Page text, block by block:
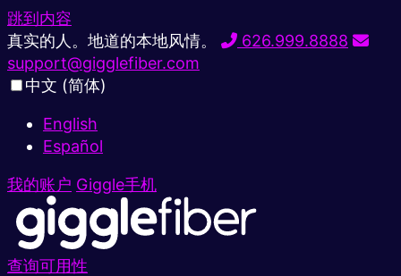
跳到内容
真实的人。地道的本地风情。
626.999.8888
support@gigglefiber.com
中文 (简体)
English
Español
我的账户 Giggle手机
查询可用性